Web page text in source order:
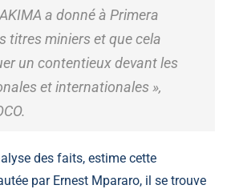
a donné à Primera
titres miniers et que cela
un contentieux devant les
et internationales »,
des faits, estime cette
par Ernest Mpararo, il se trouve